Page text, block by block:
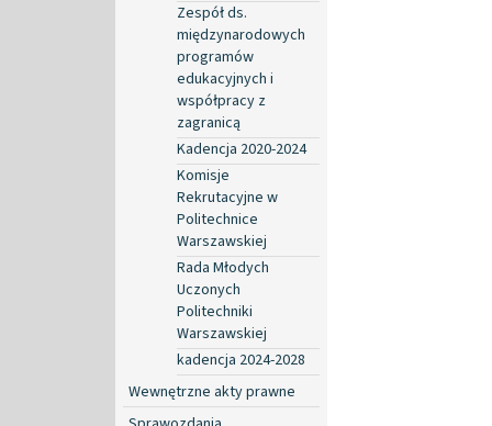
Zespół ds.
międzynarodowych
programów
edukacyjnych i
współpracy z
zagranicą
Kadencja 2020-2024
Komisje
Rekrutacyjne w
Politechnice
Warszawskiej
Rada Młodych
Uczonych
Politechniki
Warszawskiej
kadencja 2024-2028
Wewnętrzne akty prawne